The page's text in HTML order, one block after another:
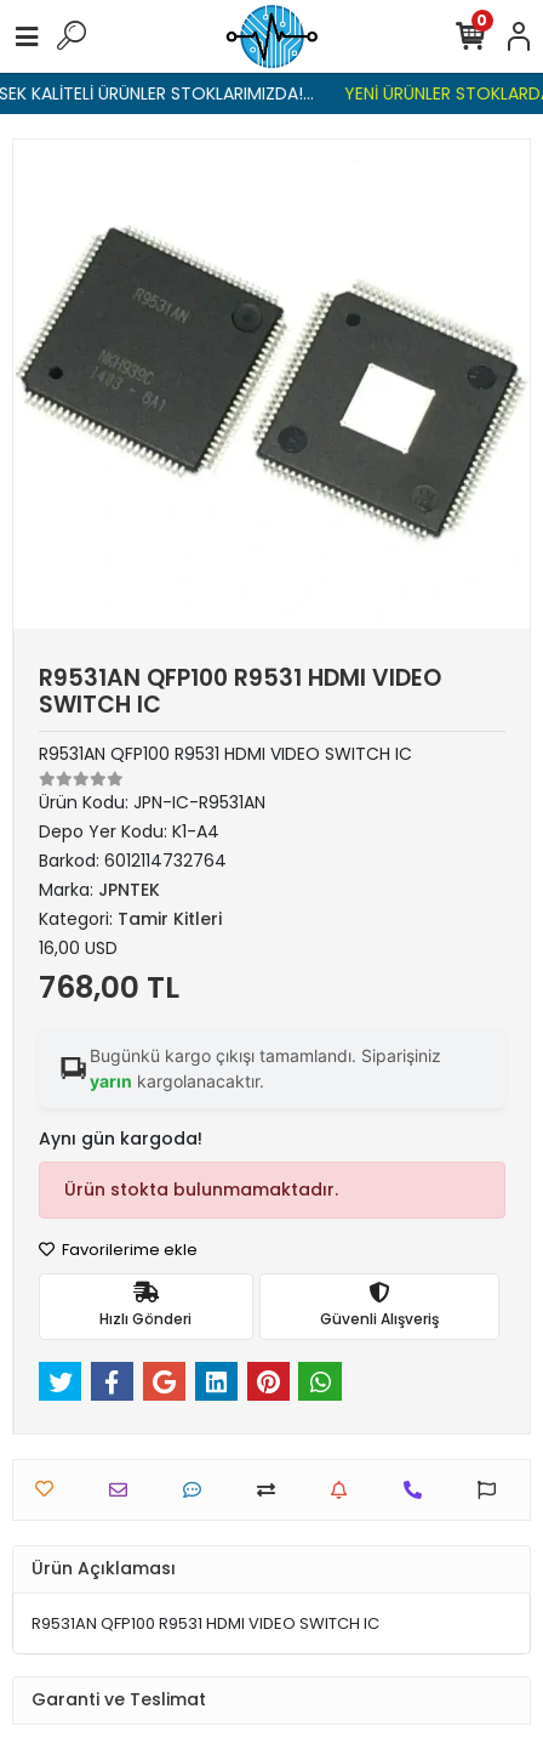
KALİTELİ ÜRÜNLER STOKLARIMIZDA!... YENİ ÜRÜNLER
0
R9531AN QFP100 R9531 HDMI VIDEO
SWITCH IC
R9531AN QFP100 R9531 HDMI VIDEO SWITCH IC
Ürün Kodu: JPN-IC-R9531AN
Depo Yer Kodu: K1-A4
Barkod: 6012114732764
Marka: JPNTEK
Kategori: Tamir Kitleri
16,00 USD
768,00 TL
Bugünkü kargo çıkışı tamamlandı. Siparişiniz
yarın kargolanacaktır.
Aynı gün kargoda!
Ürün stokta bulunmamaktadır.
Favorilerime ekle
Hızlı Gönderi Güvenli Alışveriş
Ürün Açıklaması
R9531AN QFP100 R9531 HDMI VIDEO SWITCH IC
Garanti ve Teslimat